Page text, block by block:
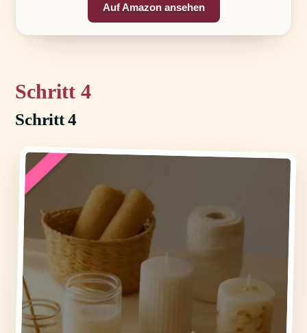
Auf Amazon ansehen
4
Schritt 4